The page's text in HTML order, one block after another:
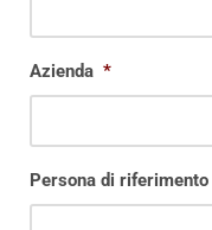
Azienda *
Persona di riferimento